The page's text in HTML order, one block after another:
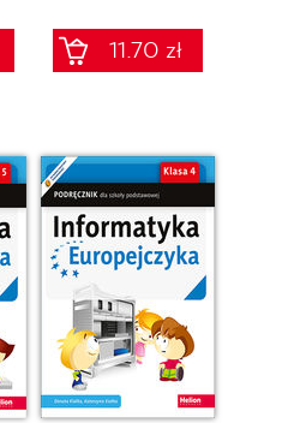
11.70 zł